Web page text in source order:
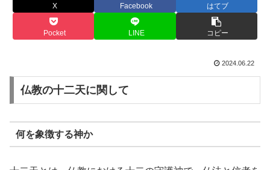
X Facebook はてブ
Pocket LINE コピー
2024.06.22
仏教の十二天に関して
何を象徴する神か